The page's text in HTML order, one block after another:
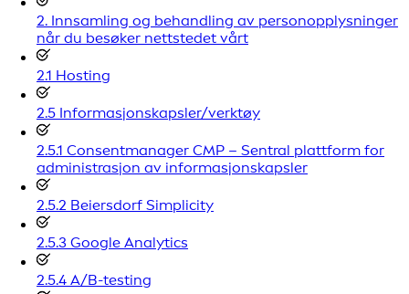
2. Innsamling og behandling av personopplysninger
når du besøker nettstedet vårt
2.1 Hosting
2.5 Informasjonskapsler/verktøy
2.5.1 Consentmanager CMP – Sentral plattform for
administrasjon av informasjonskapsler
2.5.2 Beiersdorf Simplicity
2.5.3 Google Analytics
2.5.4 A/B-testing